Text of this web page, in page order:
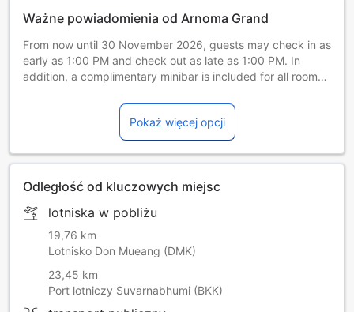
Ważne powiadomienia od Arnoma Grand
From now until 30 November 2026, guests may check in as
early as 1:00 PM and check out as late as 1:00 PM. In
addition, a complimentary minibar is included for all room
Pokaż więcej opcji
Odległość od kluczowych miejsc
lotniska w pobliżu
19,76 km
Lotnisko Don Mueang (DMK)
23,45 km
Port lotniczy Suvarnabhumi (BKK)